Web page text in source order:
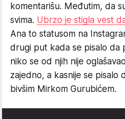
komentarišu. Međutim, da
svima. Ubrzo je stigla vest
Ana to statusom na
drugi put kada se pisalo da
niko se od njih nije
zajedno, a kasnije se pisalo
bivšim Mirkom Gurubićem.